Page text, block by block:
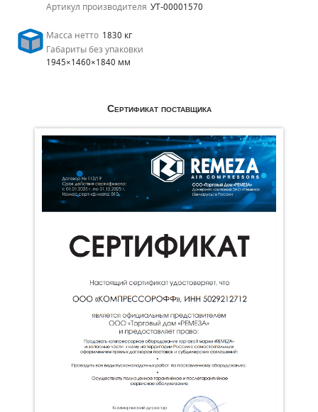
Артикул производителя УТ-00001570
Масса нетто 1830 кг
Габариты без упаковки
1945×1460×1840 мм
Сертификат поставщика